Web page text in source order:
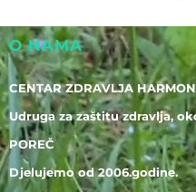
O NAMA
CENTAR ZDRAVLJA
Udruga za zaštitu zdravlja,
POREČ
Djelujemo od 2006.godine.